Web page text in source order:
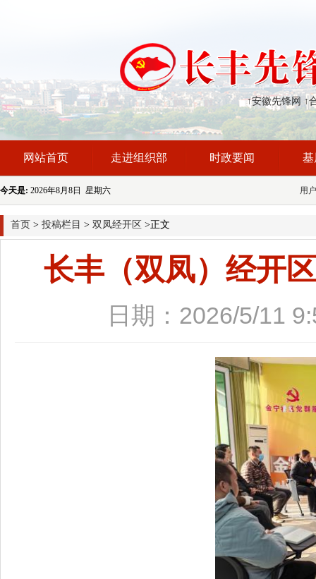
↑安徽先锋网 ↑
网站首页 走进组织部 时政要闻 基
今天是: 2026年8月8日 星期六 用
首页 > 投稿栏目 > 双凤经开区 >正文
长丰（双凤）经开
日期：2026/5/11